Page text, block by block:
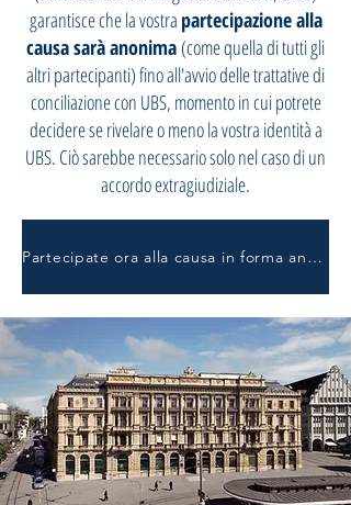
garantisce che la vostra partecipazione alla
causa sarà anonima (come quella di tutti gli
altri partecipanti) fino all'avvio delle trattative di
conciliazione con UBS, momento in cui potrete
decidere se rivelare o meno la vostra identità a
UBS. Ciò sarebbe necessario solo nel caso di un
accordo extragiudiziale.
Partecipate ora alla causa in forma anonima!